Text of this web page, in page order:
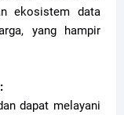
ekosistem data
yang hampir
dapat melayani